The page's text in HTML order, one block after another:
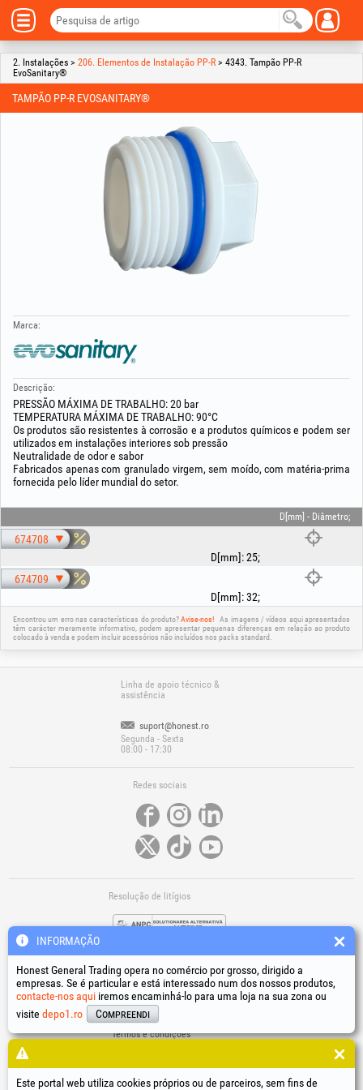
2. Instalações > 206. Elementos de Instalação PP-R > 4343. Tampão PP-R
EvoSanitary®
TAMPÃO PP-R EVOSANITARY®
Marca:
Descrição:
PRESSÃO MÁXIMA DE TRABALHO: 20 bar
TEMPERATURA MÁXIMA DE TRABALHO: 90°C
Os produtos são resistentes à corrosão e a produtos químicos e podem ser
utilizados em instalações interiores sob pressão
Neutralidade de odor e sabor
Fabricados apenas com granulado virgem, sem moído, com matéria-prima
fornecida pelo líder mundial do setor.
D[mm] - Diâmetro;
674708
D[mm]:25;
674709
D[mm]:32;
Encontrou um erro nas características do produto?Avise-nos!
As imagens / vídeos aqui apresentados
têm carácter meramente informativo, podem apresentar pequenas diferenças em relação ao produto
colocado à venda e podem incluir acessórios não incluídos nos packs standard.
Linha de apoio técnico &
assistência
suport@honest.ro
Segunda - Sexta
08:00 - 17:30
Redes sociais
Resolução de litígios
Ligações úteis
Termos e condições
Dados de identificação da empresa
INFORMAÇÃO
Honest General Trading opera no comércio por grosso, dirigido a
empresas. Se é particular e está interessado num dos nossos produtos,
contacte-nos aqui iremos encaminhá-lo para uma loja na sua zona ou
visite depo1.ro Compreendi
Este portal web utiliza cookies próprios ou de parceiros, sem fins de